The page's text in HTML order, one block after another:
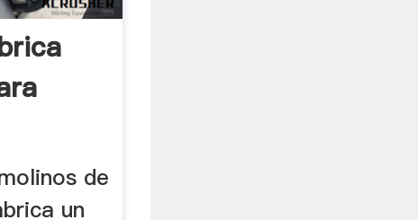
de
un